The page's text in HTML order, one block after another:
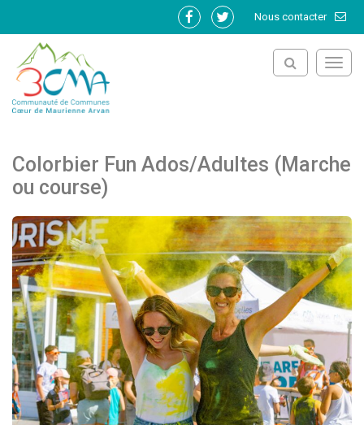
Nous contacter
Lien
Lien
Colorbier Fun Ados/Adultes (Marche
ou course)